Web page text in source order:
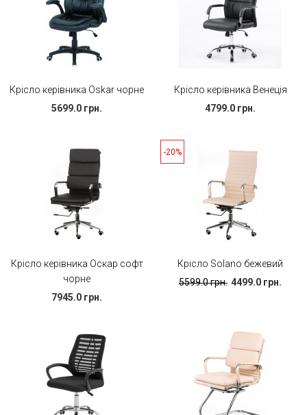
Крісло керівника Oskar чорне
5699.0 грн.
Крісло керівника Венеція
4799.0 грн.
Крісло керівника Оскар софт
чорне
7945.0 грн.
-20%
Крісло Solano бежевий
5599.0 грн. 4499.0 грн.